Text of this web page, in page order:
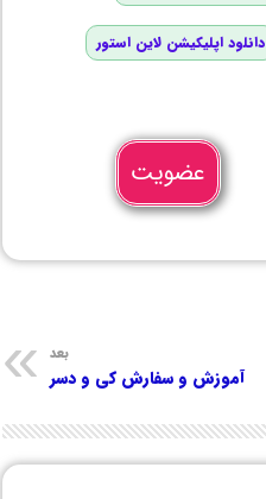
دانلود اپلیکیشن لاین استور
عضویت
بعد
آموزش و سفارش کی و دسر